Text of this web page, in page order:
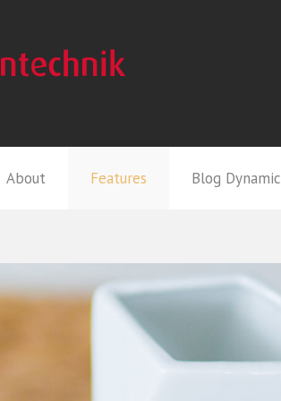
About Features Blog Dynamic